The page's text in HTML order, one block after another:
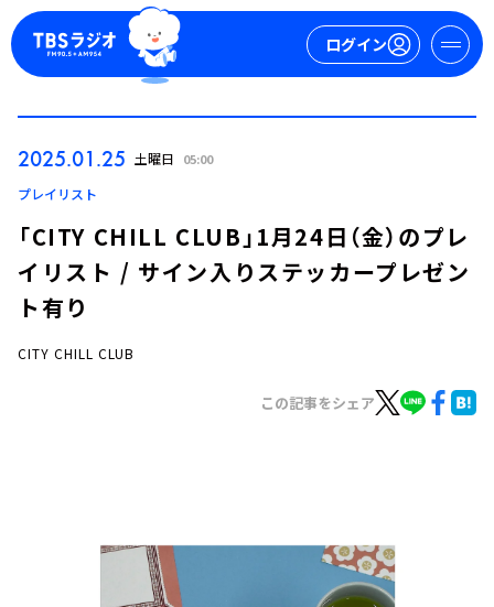
ログイン
YouTube
2025.01.25 土曜日 05:00
プレイリスト
「CITY CHILL CLUB」1月24日（金）のプレ
イリスト / サイン入りステッカープレゼン
ト有り
CITY CHILL CLUB
この記事をシェア